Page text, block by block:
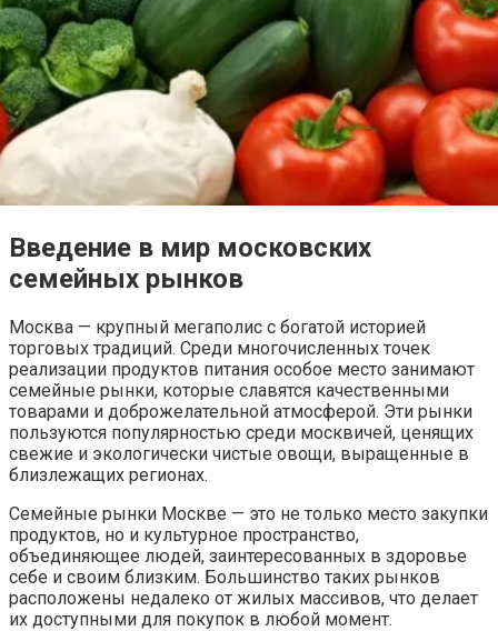
Введение в мир московских
семейных рынков
Москва — крупный мегаполис с богатой историей
торговых традиций. Среди многочисленных точек
реализации продуктов питания особое место занимают
семейные рынки, которые славятся качественными
товарами и доброжелательной атмосферой. Эти рынки
пользуются популярностью среди москвичей, ценящих
свежие и экологически чистые овощи, выращенные в
близлежащих регионах.
Семейные рынки Москве — это не только место закупки
продуктов, но и культурное пространство,
объединяющее людей, заинтересованных в здоровье
себе и своим близким. Большинство таких рынков
расположены недалеко от жилых массивов, что делает
их доступными для покупок в любой момент.